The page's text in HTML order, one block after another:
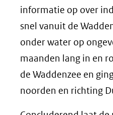
informatie op over
snel vanuit de
onder water op
maanden lang in en
de Waddenzee en
noorden en richting